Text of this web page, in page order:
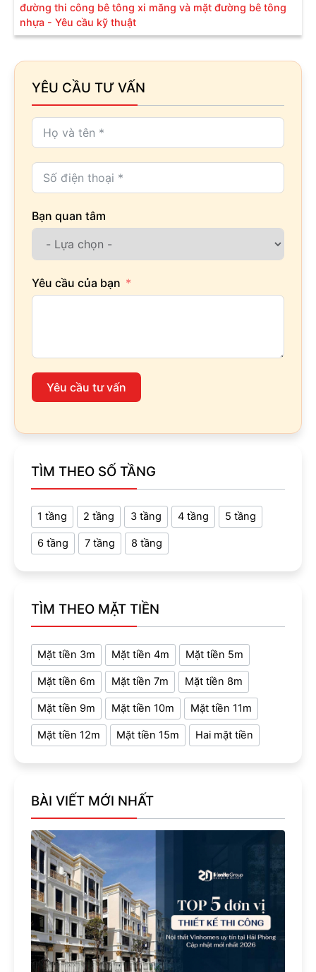
đường thi công bê tông xi măng và mặt đường bê tông
nhựa - Yêu cầu kỹ thuật
YÊU CẦU TƯ VẤN
Bạn quan tâm
Yêu cầu của bạn
Yêu cầu tư vấn
TÌM THEO SỐ TẦNG
1 tầng 2 tầng 3 tầng 4 tầng 5 tầng
6 tầng 7 tầng 8 tầng
TÌM THEO MẶT TIỀN
Mặt tiền 3m Mặt tiền 4m Mặt tiền 5m
Mặt tiền 6m Mặt tiền 7m Mặt tiền 8m
Mặt tiền 9m Mặt tiền 10m Mặt tiền 11m
Mặt tiền 12m Mặt tiền 15m Hai mặt tiền
BÀI VIẾT MỚI NHẤT